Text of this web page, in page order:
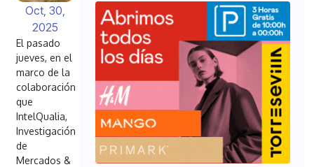
Oct, 30,
2025
El pasado
jueves, en el
marco de la
colaboración
que
IntelQualia,
Investigación
de
Mercados &